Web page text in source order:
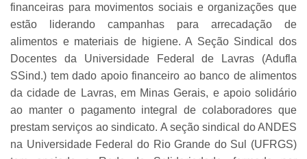
financeiras para movimentos sociais e organizações que
estão liderando campanhas para arrecadação de
alimentos e materiais de higiene. A Seção Sindical dos
Docentes da Universidade Federal de Lavras (Adufla
SSind.) tem dado apoio financeiro ao banco de alimentos
da cidade de Lavras, em Minas Gerais, e apoio solidário
ao manter o pagamento integral de colaboradores que
prestam serviços ao sindicato. A seção sindical do ANDES
na Universidade Federal do Rio Grande do Sul (UFRGS)